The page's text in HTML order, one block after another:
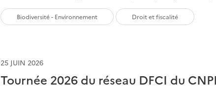
Biodiversité - Environnement Droit et fiscalité
25 JUIN 2026
Tournée 2026 du réseau DFCI du